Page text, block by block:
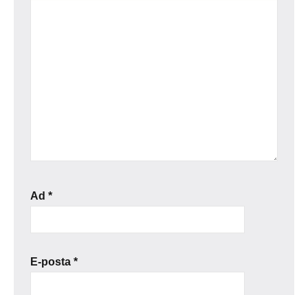
Ad *
E-posta *